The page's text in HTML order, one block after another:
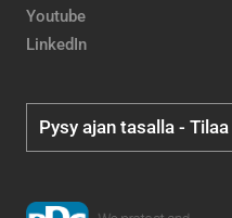
Youtube
LinkedIn
Pysy ajan tasalla -